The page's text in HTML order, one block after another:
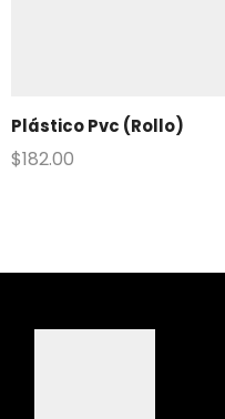
Plástico Pvc (Rollo)
$182.00